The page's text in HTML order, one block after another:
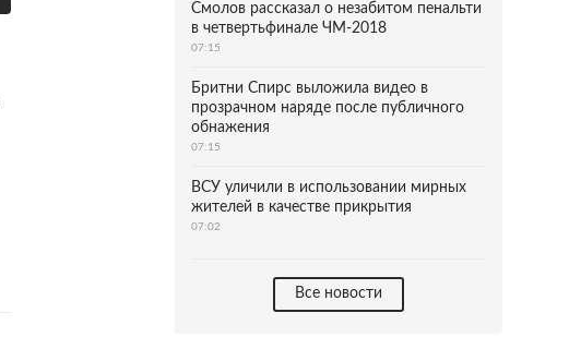
Смолов рассказал о незабитом пенальти
в четвертьфинале ЧМ-2018
07:15
Бритни Спирс выложила видео в
прозрачном наряде после публичного
обнажения
07:15
ВСУ уличили в использовании мирных
жителей в качестве прикрытия
07:02
Все новости